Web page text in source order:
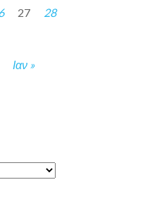
Ιαν »
27
28